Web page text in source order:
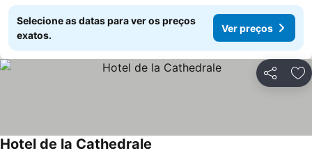
Selecione as datas para ver os preços
exatos.
Ver preços
Partilhar
Hotel de la Cathedrale